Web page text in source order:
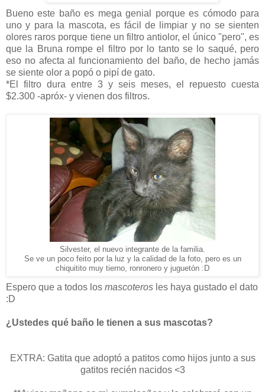
Bueno este baño es mega genial porque es cómodo para
uno y para la mascota, es fácil de limpiar y no se sienten
olores raros porque tiene un filtro antiolor, el único "pero", es
que la Bruna rompe el filtro por lo tanto se lo saqué, pero
eso no afecta al funcionamiento del baño, de hecho jamás
se siente olor a popó o pipí de gato.
*El filtro dura entre 3 y seis meses, el repuesto cuesta
$2.300 -apróx- y vienen dos filtros.
Silvester, el nuevo integrante de la familia.
Se ve un poco feito por la luz y la calidad de la foto, pero es un
chiquitito muy tierno, ronronero y juguetón :D
Espero que a todos los mascoteros les haya gustado el dato
:D
¿Ustedes qué baño le tienen a sus mascotas?
EXTRA: Gatita que adoptó a patitos como hijos junto a sus
gatitos recién nacidos <3